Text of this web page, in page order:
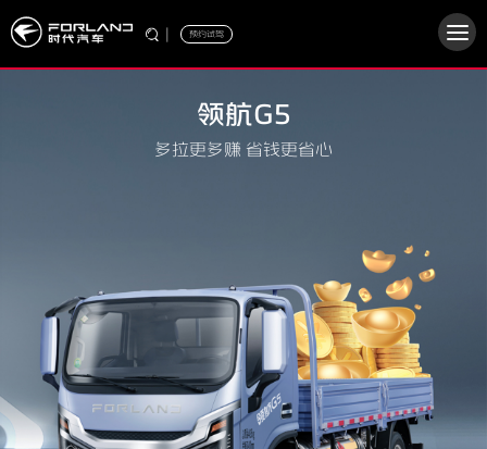
| 预约试驾
领航G5
多拉更多赚 省钱更省心